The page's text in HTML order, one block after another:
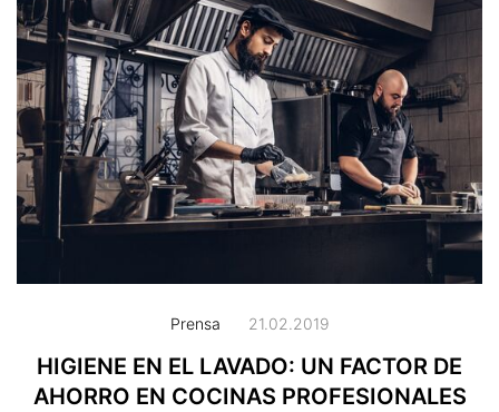
Prensa 21.02.2019
HIGIENE EN EL LAVADO: UN FACTOR DE
AHORRO EN COCINAS PROFESIONALES